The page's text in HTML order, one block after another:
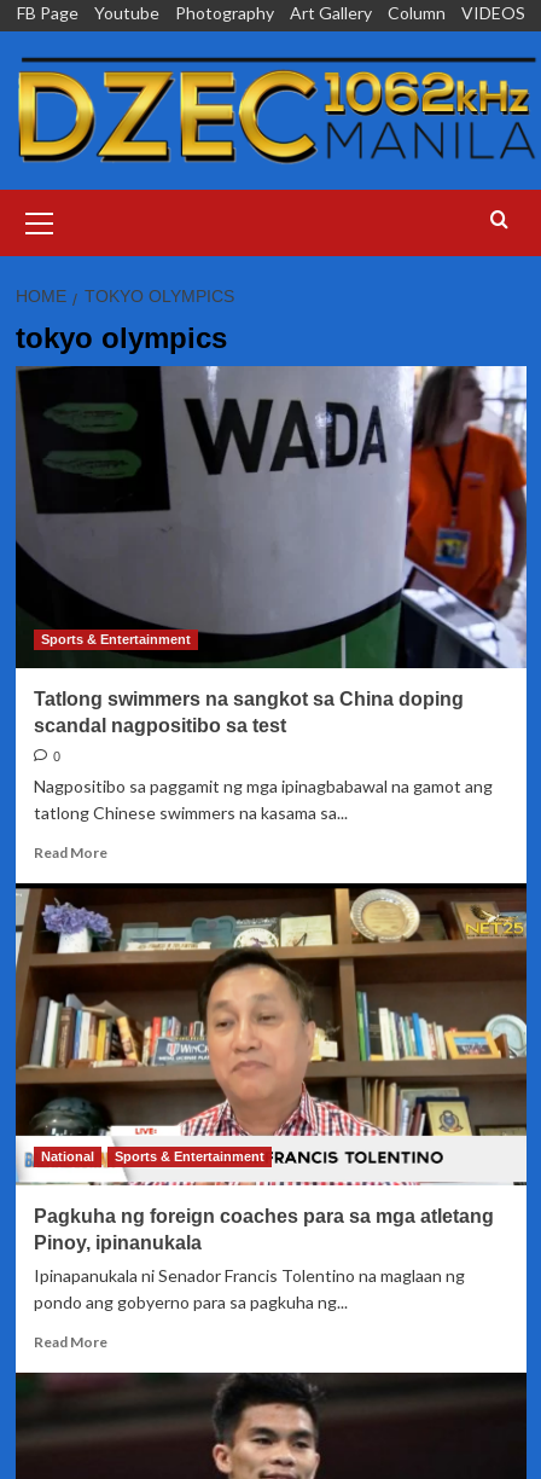
Skip
content
FB Page Youtube Photography Art Gallery Column VIDEOS
Menu
HOME TOKYO OLYMPICS
tokyo olympics
Sports & Entertainment
Tatlong swimmers na sangkot sa China doping
scandal nagpositibo sa test
0
Nagpositibo sa paggamit ng mga ipinagbabawal na gamot ang
tatlong Chinese swimmers na kasama sa...
Read MoreRead
Tatlong
swimmers
na
sa
China
doping
scandal
nagpositibo
sa
test
National Sports & Entertainment
Pagkuha ng foreign coaches para sa mga atletang
Pinoy, ipinanukala
Ipinapanukala ni Senador Francis Tolentino na maglaan ng
pondo ang gobyerno para sa pagkuha ng...
Read MoreRead
Pagkuha